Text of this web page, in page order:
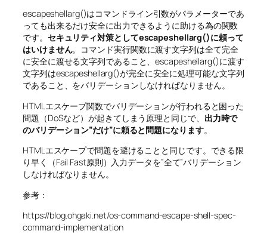
escapeshellarg()はコマンドライン引数がパラメーターであ
っても出来るだけ安全に出力できるように助ける為の関数
です。 セキュリティ対策としてescapeshellarg()に頼って
はいけません。コマンド実行関数に渡す文字列は全て完全
に安全に渡せる文字列であること、escapeshellarg()に渡す
文字列はescapeshellarg()が完全に安全に処理可能な文字列
であること、をバリデーションしなければなりません。
HTMLエスケープ関数でバリデーションが行われると困った
問題（DoSなど）が起きてしまう原理と同じで、 出力時で
のバリデーション”だけ”に頼ると問題になります。
HTMLエスケープで問題を避けることと同じです。できる限
り早く（Fail Fast原則）入力データを”全て”バリデーション
しなければなりません。
参考：
https://blog.ohgaki.net/os-command-escape-shell-spec-
command-implementation